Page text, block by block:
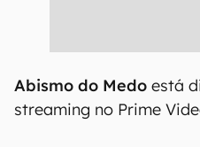
Abismo do Medo está
streaming no Prime